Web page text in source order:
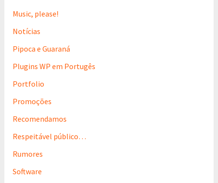
Music, please!
Notícias
Pipoca e Guaraná
Plugins WP em Portugês
Portfolio
Promoções
Recomendamos
Respeitável público…
Rumores
Software